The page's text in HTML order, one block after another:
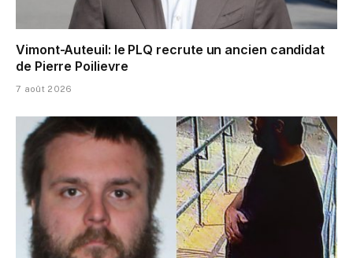
Vimont-Auteuil: le PLQ recrute un ancien candidat
de Pierre Poilievre
7 août 2026